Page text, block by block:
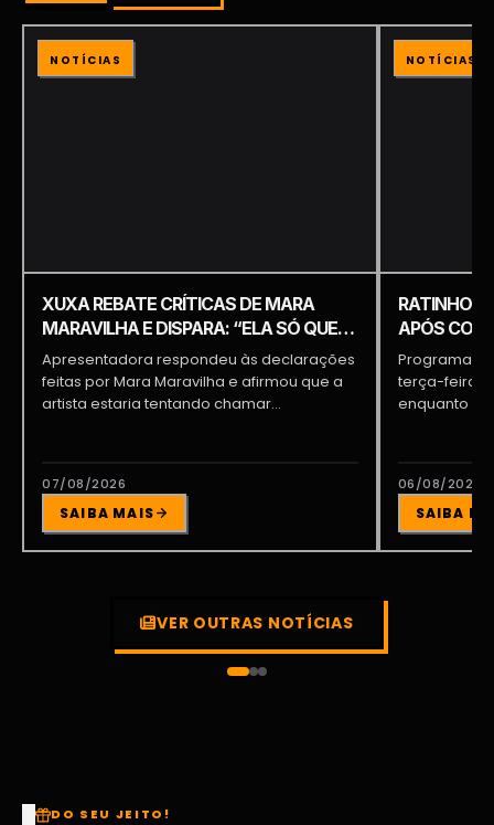
NOTÍCIAS
XUXA REBATE CRÍTICAS DE MARA
MARAVILHA E DISPARA: “ELA SÓ QUER
APARECER”
Apresentadora respondeu às declarações
feitas por Mara Maravilha e afirmou que a
artista estaria tentando chamar...
07/08/2026
SAIBA MAIS
NOTÍCIAS
RATINHO É
APÓS
PIQUILO
Programa
terça-feira
enquanto a
06/08/2026
SAIBA
VER OUTRAS NOTÍCIAS
DO SEU JEITO!